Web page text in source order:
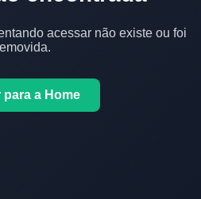
acessar não existe ou foi
para a Home